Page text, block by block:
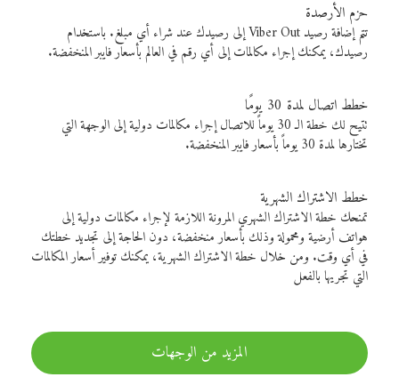
حزم الأرصدة
تتم إضافة رصيد Viber Out إلى رصيدك عند شراء أي مبلغ. باستخدام
رصيدك، يمكنك إجراء مكالمات إلى أي رقم في العالم بأسعار فايبر المنخفضة.
خطط اتصال لمدة 30 يومًا
تتيح لك خطة الـ 30 يوماً للاتصال إجراء مكالمات دولية إلى الوجهة التي
تختارها لمدة 30 يوماً بأسعار فايبر المنخفضة.
خطط الاشتراك الشهرية
تمنحك خطة الاشتراك الشهري المرونة اللازمة لإجراء مكالمات دولية إلى
هواتف أرضية ومحمولة وذلك بأسعار منخفضة، دون الحاجة إلى تجديد خطتك
في أي وقت. ومن خلال خطة الاشتراك الشهرية، يمكنك توفير أسعار المكالمات
التي تجريها بالفعل
المزيد من الوجهات